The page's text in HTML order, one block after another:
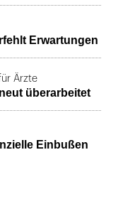
Erwartungen
Ärzte
überarbeitet
Einbußen